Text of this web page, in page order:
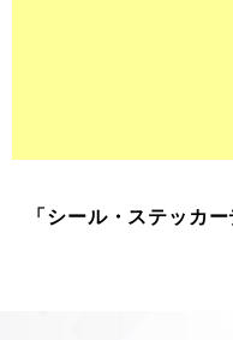
「シール・ステッカ